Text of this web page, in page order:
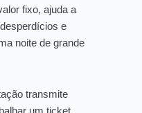
fixo, ajuda a
e
noite de grande
transmite
um ticket